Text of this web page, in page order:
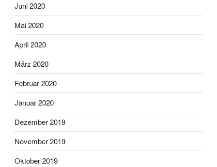
Juni 2020
Mai 2020
April 2020
März 2020
Februar 2020
Januar 2020
Dezember 2019
November 2019
Oktober 2019